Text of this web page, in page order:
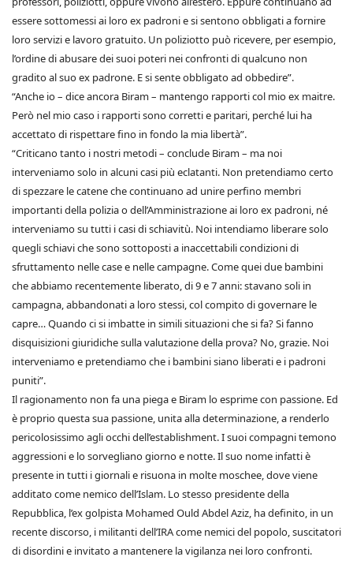
essere sottomessi ai loro ex padroni e si sentono obbligati a fornire
loro servizi e lavoro gratuito. Un poliziotto può ricevere, per esempio,
l’ordine di abusare dei suoi poteri nei confronti di qualcuno non
gradito al suo ex padrone. E si sente obbligato ad obbedire”.
“Anche io – dice ancora Biram – mantengo rapporti col mio ex maitre.
Però nel mio caso i rapporti sono corretti e paritari, perché lui ha
accettato di rispettare fino in fondo la mia libertà”.
“Criticano tanto i nostri metodi – conclude Biram – ma noi
interveniamo solo in alcuni casi più eclatanti. Non pretendiamo certo
di spezzare le catene che continuano ad unire perfino membri
importanti della polizia o dell’Amministrazione ai loro ex padroni, né
interveniamo su tutti i casi di schiavitù. Noi intendiamo liberare solo
quegli schiavi che sono sottoposti a inaccettabili condizioni di
sfruttamento nelle case e nelle campagne. Come quei due bambini
che abbiamo recentemente liberato, di 9 e 7 anni: stavano soli in
campagna, abbandonati a loro stessi, col compito di governare le
capre… Quando ci si imbatte in simili situazioni che si fa? Si fanno
disquisizioni giuridiche sulla valutazione della prova? No, grazie. Noi
interveniamo e pretendiamo che i bambini siano liberati e i padroni
puniti”.
Il ragionamento non fa una piega e Biram lo esprime con passione. Ed
è proprio questa sua passione, unita alla determinazione, a renderlo
pericolosissimo agli occhi dell’establishment. I suoi compagni temono
aggressioni e lo sorvegliano giorno e notte. Il suo nome infatti è
presente in tutti i giornali e risuona in molte moschee, dove viene
additato come nemico dell’Islam. Lo stesso presidente della
Repubblica, l’ex golpista Mohamed Ould Abdel Aziz, ha definito, in un
recente discorso, i militanti dell’IRA come nemici del popolo, suscitatori
di disordini e invitato a mantenere la vigilanza nei loro confronti.